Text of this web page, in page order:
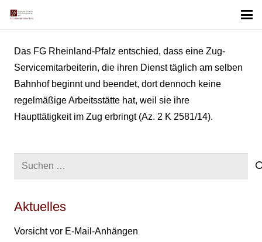
Das FG Rheinland-Pfalz entschied, dass eine Zug-
Servicemitarbeiterin, die ihren Dienst täglich am selben
Bahnhof beginnt und beendet, dort dennoch keine
regelmäßige Arbeitsstätte hat, weil sie ihre
Haupttätigkeit im Zug erbringt (Az. 2 K 2581/14).
Suchen
Aktuelles
Vorsicht vor E-Mail-Anhängen